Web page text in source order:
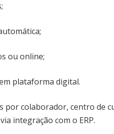
ou online;
plataforma digital.
por colaborador, centro de
integração com o ERP.